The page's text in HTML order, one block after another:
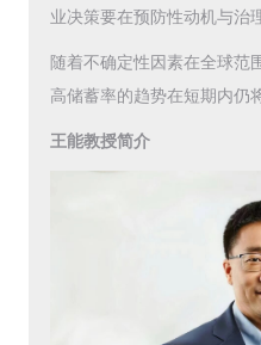
业决策要在预防性动机与治
随着不确定性因素在全球范
高储蓄率的趋势在短期内仍
王能教授简介